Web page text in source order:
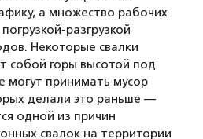
а множество рабочих
разгрузкой
Некоторые свалки
собой горы высотой под
могут принимать мусор
делали это раньше —
одной из причин
свалок на территории